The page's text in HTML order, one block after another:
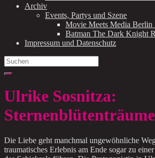
Archiv
Events, Partys und Szene
Movie Meets Media Berlin
Batman The Dark Knight
Impressum und Datenschutz
Search
for:
Ulrike Sosnitza:
Sternenblütenträume
Die Liebe geht manchmal ungewöhnliche
traumatisches Erlebnis am Ende sogar zu